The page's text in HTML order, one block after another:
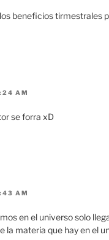
beneficios tirmestrales
AM
se forra xD
AM
en el universo solo
la materia que hay en el